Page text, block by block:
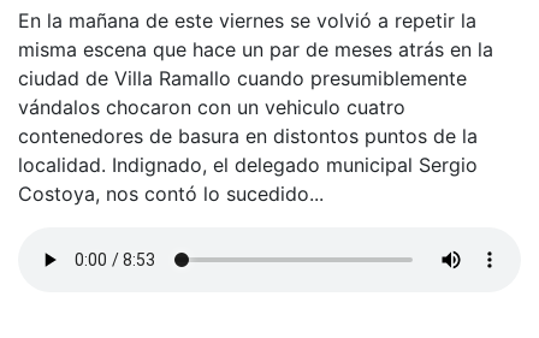
En la mañana de este viernes se volvió a repetir la
misma escena que hace un par de meses atrás en la
ciudad de Villa Ramallo cuando presumiblemente
vándalos chocaron con un vehiculo cuatro
contenedores de basura en distontos puntos de la
localidad. Indignado, el delegado municipal Sergio
Costoya, nos contó lo sucedido...